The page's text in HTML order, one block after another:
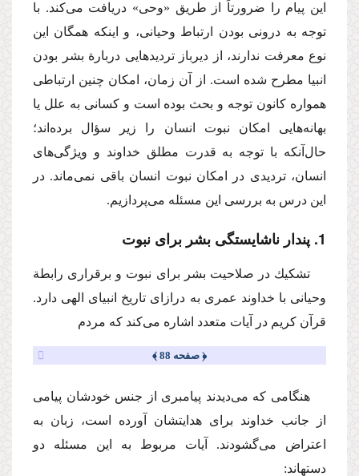
این پیام را ضرورتاً از طریق «وحی» دریافت می‌كند. با
توجه به درونی بودن ارتباط وحیانی، و اینكه همگان این
نوع معرفت ندارند، از دیرباز تردیدهایی دربارة بشر بودن
انبیا مطرح شده است. از آن زمان، امكان چنین ارتباطی
همواره كانون توجه و بحث بوده است و كسانی به علل یا
بهانه‌هایی امكان نبوت انسان را زیر سؤال برده‌اند؛
حال‌آنكه با توجه به قدرت مطلق خداوند و ویژگی‌های
انسان، تردیدی در امكان نبوت انسان باقی نمی‌ماند. در
این درس به بررسی این مسئله می‌پردازیم.
1. پندار ناشایستگی بشر برای نبوت
تشكیك در صلاحیت بشر برای نبوت و برقراری رابطة
وحیانی با خداوند عمری به درازای تاریخ انبیای الهی دارد.
قرآن كریم در آیات متعدد اشاره می‌كند كه مردم
﴿ صفحه 88 ﴾
هنگامی كه می‌دیدند پیامبری از جنس خودشان پیامی
از جانب خداوند برای هدایتشان آورده است، زبان به
اعتراض می‌گشودند. آیات مربوط به این مسئله دو
دستهاند: